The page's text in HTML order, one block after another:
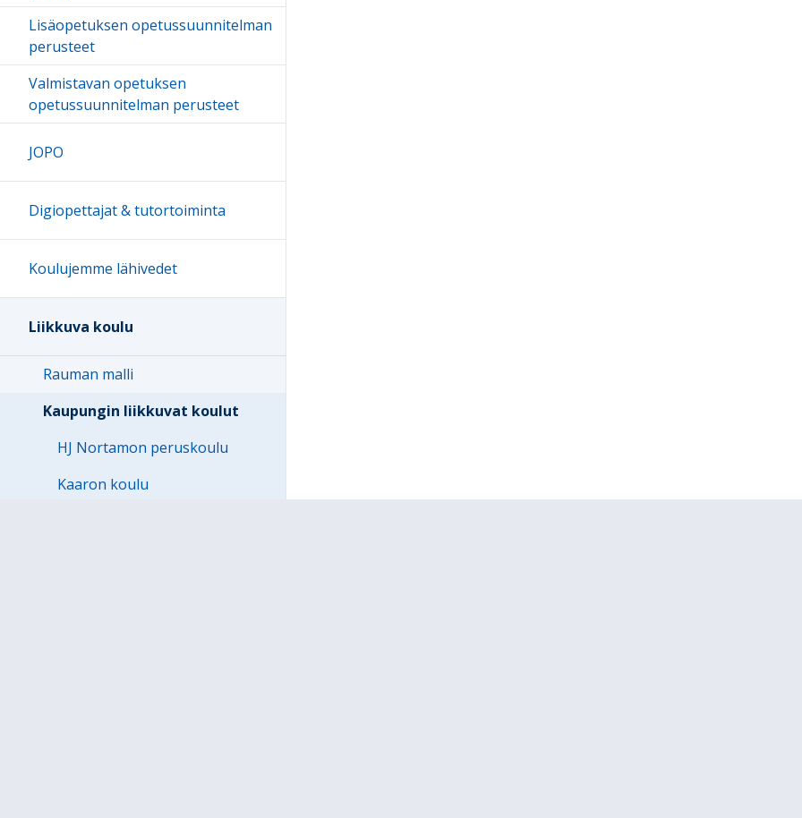
Lisäopetuksen opetussuunnitelman
perusteet
Valmistavan opetuksen
opetussuunnitelman perusteet
JOPO
Digiopettajat & tutortoiminta
Koulujemme lähivedet
Liikkuva koulu
Rauman malli
Kaupungin liikkuvat koulut
HJ Nortamon peruskoulu
Kaaron koulu